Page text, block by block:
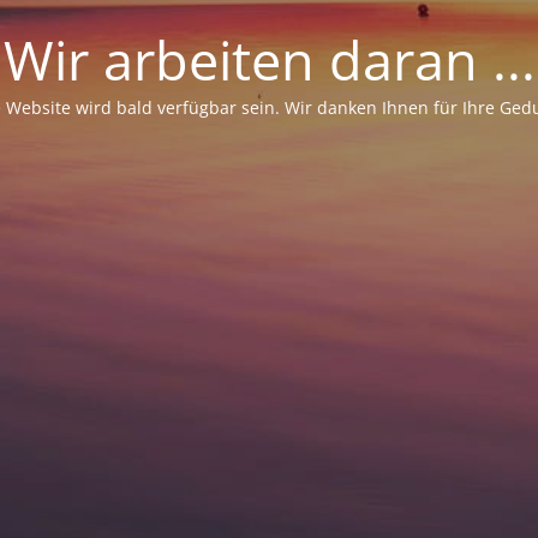
Wir arbeiten daran ...
Website wird bald verfügbar sein. Wir danken Ihnen für Ihre